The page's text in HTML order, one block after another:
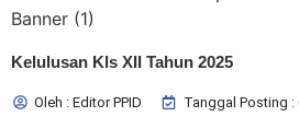
Kelulusan Kls XII Tahun 2025
Oleh : Editor PPID Tanggal Posting